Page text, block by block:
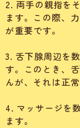
2. 両手の親指を
ます。この際、
が重要です。
3. 舌下腺周辺を
す。このとき、
んが、それは正常
4. マッサージを
ます。